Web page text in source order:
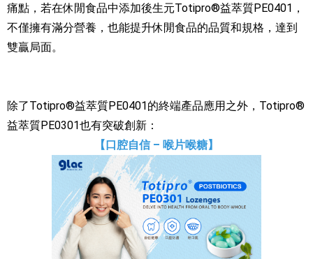
痛點，若在休閒食品中添加後生元Totipro®益萃質PE0401，
不僅擁有滿分營養，也能提升休閒食品的品質和規格，達到
雙贏局面。
除了Totipro®益萃質PE0401的終端產品應用之外，Totipro®
益萃質PE0301也有突破創新：
【口腔自信 – 喉片喉糖】